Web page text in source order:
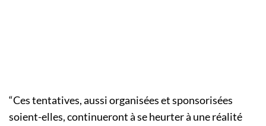
“Ces tentatives, aussi organisées et sponsorisées
soient-elles, continueront à se heurter à une réalité